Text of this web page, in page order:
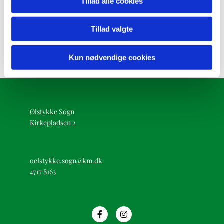
Tillad valgte
Kun nødvendige cookies
Ølstykke Sogn
Kirkepladsen 2
oelstykke.sogn@km.dk
4717 8163